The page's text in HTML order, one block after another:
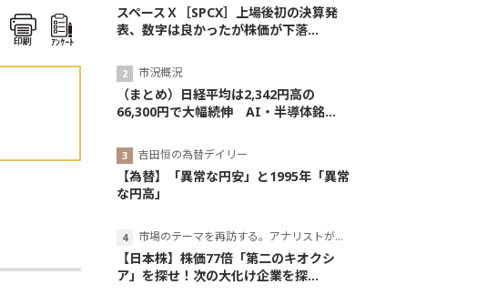
印刷 ｱﾝｹｰﾄ
スペースＸ［SPCX］上場後初の決算発
表、数字は良かったが株価が下落...
市況概況
（まとめ）日経平均は2,342円高の
66,300円で大幅続伸 AI・半導体銘...
吉田恒の為替デイリー
【為替】「異常な円安」と1995年「異常
な円高」
市場のテーマを再訪する。アナリストが読み解くテーマの本質
【日本株】株価77倍「第二のキオクシ
ア」を探せ！次の大化け企業を探...